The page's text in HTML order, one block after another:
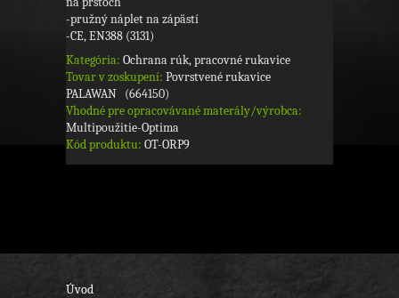
-pružný náplet na zápästí
-CE, EN388 (3131)
Kategória: Ochrana rúk, pracovné rukavice
Tovar v zoskupení: Povrstvené rukavice
PALAWAN (664150)
Vhodné pre opracovávané materály/výrobca:
Multipoužitie-Optima
Kód produktu: OT-ORP9
Úvod